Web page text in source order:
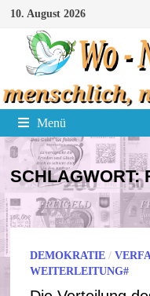
Zum
Inhalt
springen
10. August 2026
Menü
SCHLAGWORT:
DEMOKRATIE /
WEITERLEITUNG#